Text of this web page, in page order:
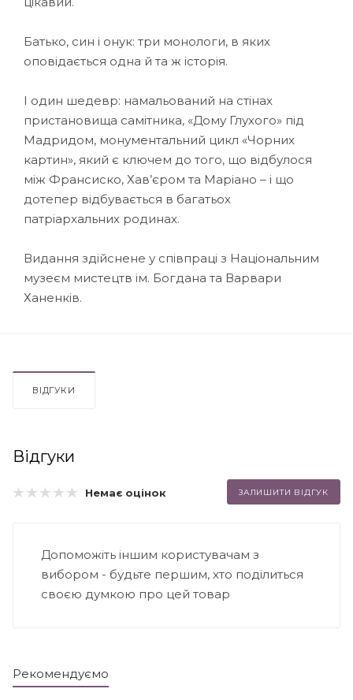
Батько, син і онук: три монологи, в яких
оповідається одна й та ж історія.
І один шедевр: намальований на стінах
пристановища самітника, «Дому Глухого» під
Мадридом, монументальний цикл «Чорних
картин», який є ключем до того, що відбулося
між Франсиско, Хав’єром та Маріано – і що
дотепер відбувається в багатьох
патріархальних родинах.
Видання здійснене у співпраці з Національним
музеєм мистецтв ім. Богдана та Варвари
Ханенків.
ВІДГУКИ
Відгуки
Немає оцінок ЗАЛИШИТИ ВІДГУК
Допоможіть іншим користувачам з
вибором - будьте першим, хто поділиться
своєю думкою про цей товар
Рекомендуємо